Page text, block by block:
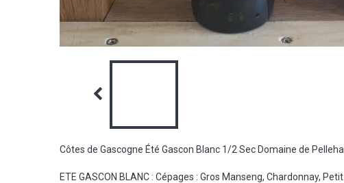
Côtes de Gascogne Été Gascon Blanc 1/2 Sec Domaine de
ETE GASCON BLANC : Cépages : Gros Manseng, Chardonnay,